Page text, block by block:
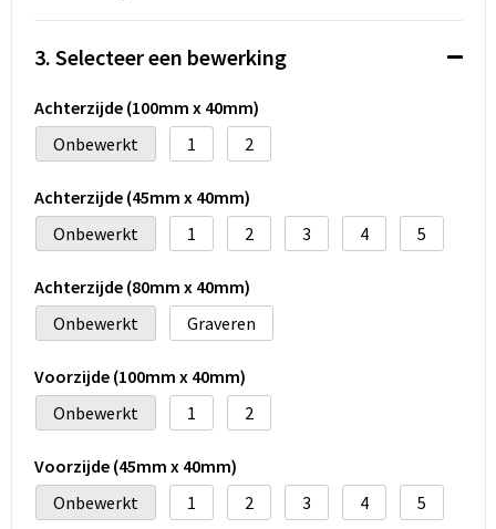
Rugzakken
3. Selecteer een bewerking
Achterzijde (100mm x 40mm)
Onbewerkt
1 2
Achterzijde (45mm x 40mm)
Onbewerkt
1 2 3 4 5
Achterzijde (80mm x 40mm)
Onbewerkt
Graveren
Voorzijde (100mm x 40mm)
Onbewerkt
1 2
Voorzijde (45mm x 40mm)
Onbewerkt
1 2 3 4 5